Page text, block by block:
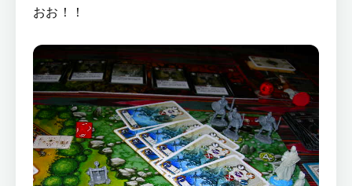
おお！！